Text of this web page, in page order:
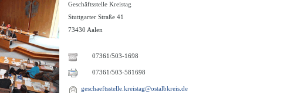
Geschäftsstelle Kreistag
Stuttgarter Straße 41
73430 Aalen
07361/503-1698
07361/503-581698
geschaeftsstelle.kreistag@ostalbkreis.de